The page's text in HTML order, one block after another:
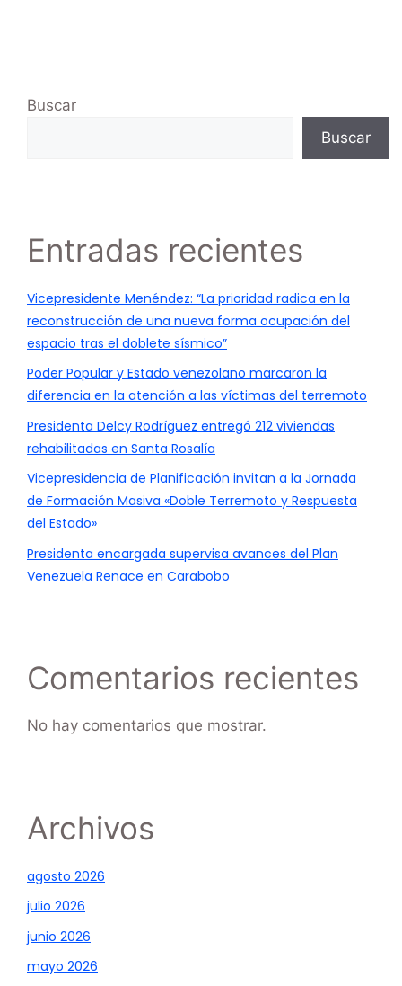
Buscar
Buscar
Entradas recientes
Vicepresidente Menéndez: “La prioridad radica en la
reconstrucción de una nueva forma ocupación del
espacio tras el doblete sísmico”
Poder Popular y Estado venezolano marcaron la
diferencia en la atención a las víctimas del terremoto
Presidenta Delcy Rodríguez entregó 212 viviendas
rehabilitadas en Santa Rosalía
Vicepresidencia de Planificación invitan a la Jornada
de Formación Masiva «Doble Terremoto y Respuesta
del Estado»
Presidenta encargada supervisa avances del Plan
Venezuela Renace en Carabobo
Comentarios recientes
No hay comentarios que mostrar.
Archivos
agosto 2026
julio 2026
junio 2026
mayo 2026